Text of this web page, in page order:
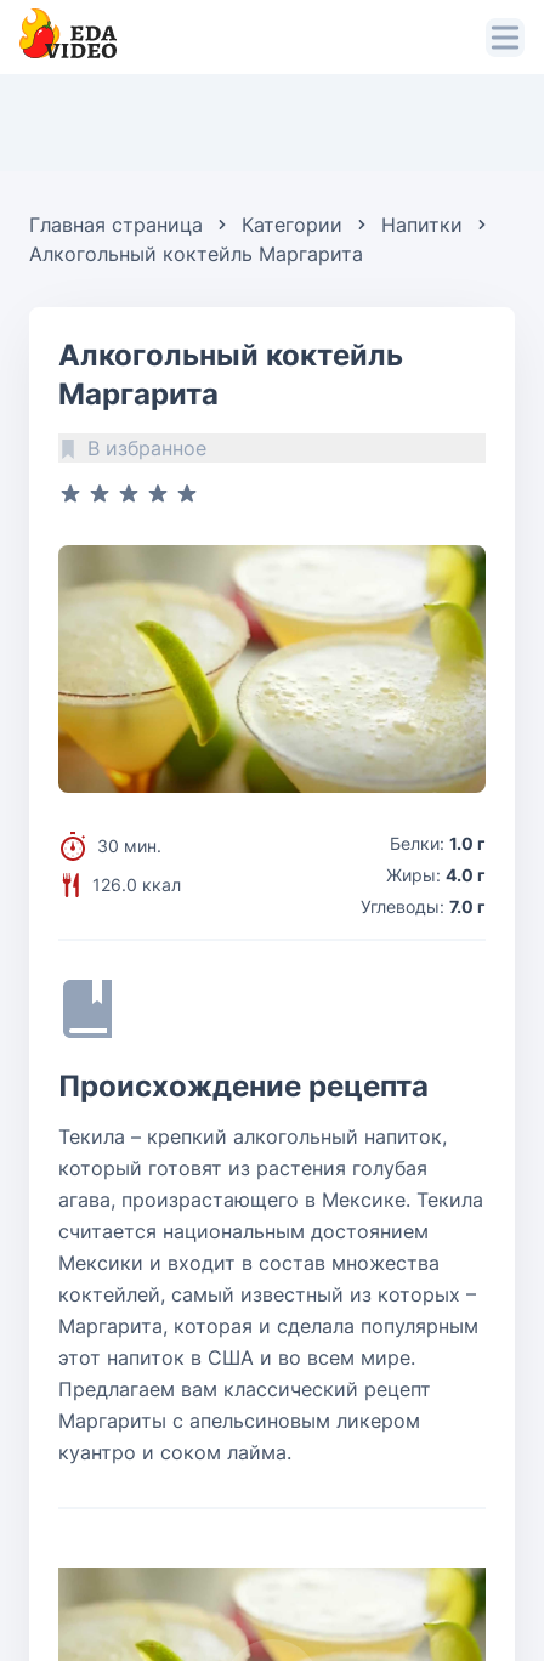
Главная страница Категории
Напитки
Алкогольный коктейль Маргарита
Алкогольный коктейль
Маргарита
В избранное
30 мин.
126.0 ккал
Белки: 1.0 г
Жиры: 4.0 г
Углеводы: 7.0 г
Происхождение рецепта
Текила – крепкий алкогольный напиток,
который готовят из растения голубая
агава, произрастающего в Мексике. Текила
считается национальным достоянием
Мексики и входит в состав множества
коктейлей, самый известный из которых –
Маргарита, которая и сделала популярным
этот напиток в США и во всем мире.
Предлагаем вам классический рецепт
Маргариты с апельсиновым ликером
куантро и соком лайма.